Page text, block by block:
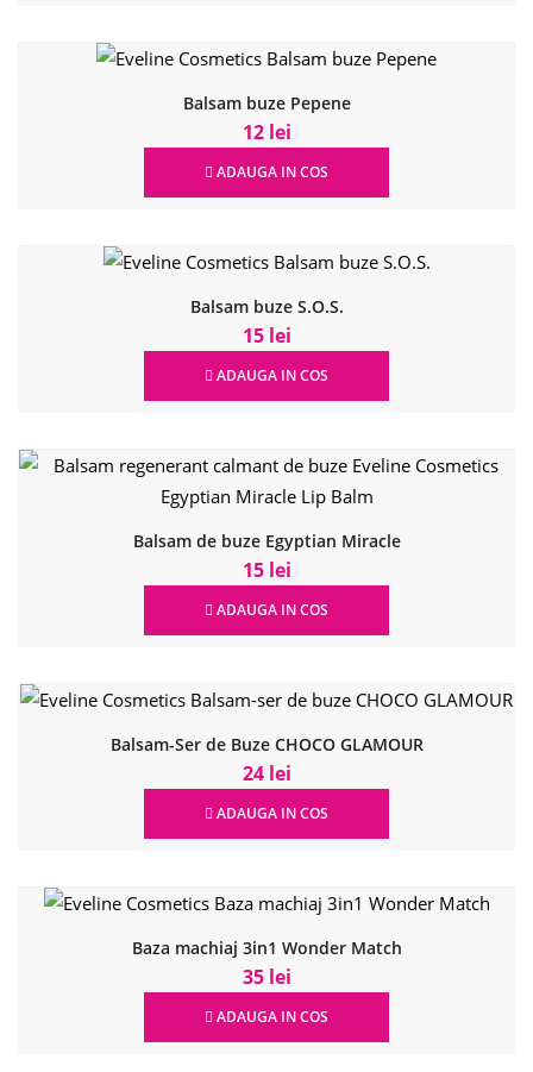
Balsam buze Pepene
12 lei
ADAUGA IN COS
Balsam buze S.O.S.
15 lei
ADAUGA IN COS
Balsam de buze Egyptian Miracle
15 lei
ADAUGA IN COS
Balsam-Ser de Buze CHOCO GLAMOUR
24 lei
ADAUGA IN COS
Baza machiaj 3in1 Wonder Match
35 lei
ADAUGA IN COS